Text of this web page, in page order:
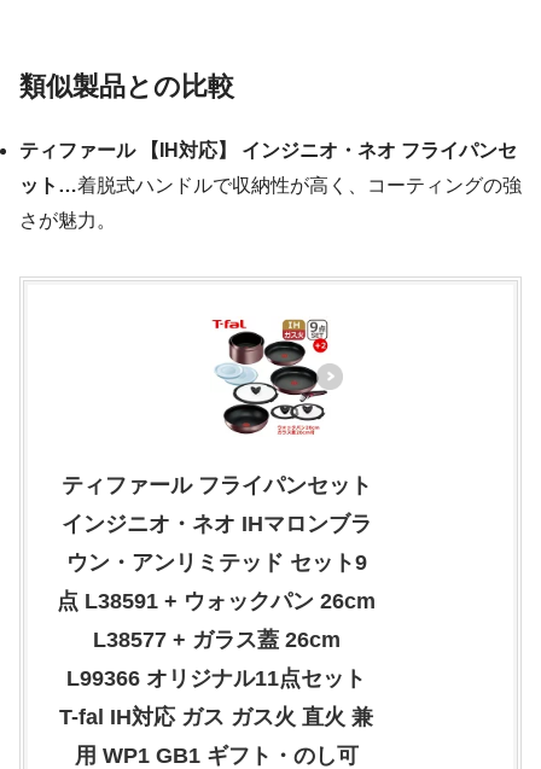
類似製品との比較
ティファール 【IH対応】 インジニオ・ネオ フライパンセ
ット…着脱式ハンドルで収納性が高く、コーティングの強
さが魅力。
ティファール フライパンセット
インジニオ・ネオ IHマロンブラ
ウン・アンリミテッド セット9
点 L38591 + ウォックパン 26cm
L38577 + ガラス蓋 26cm
L99366 オリジナル11点セット
T-fal IH対応 ガス ガス火 直火 兼
用 WP1 GB1 ギフト・のし可